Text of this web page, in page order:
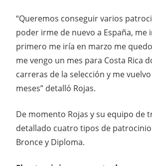
“Queremos conseguir varios
poder irme de nuevo a España, me
primero me iría en marzo me
me vengo un mes para Costa Rica
carreras de la selección y me
meses” detalló Rojas.
De momento Rojas y su equipo de
detallado cuatro tipos de
Bronce y Diploma.